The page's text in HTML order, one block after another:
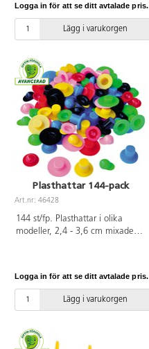
Logga in för att se ditt avtalade pris.
Lägg i varukorgen
Plasthattar 144-pack
Art.nr: 46428
144 st/fp. Plasthattar i olika
modeller, 2,4 - 3,6 cm mixade
Logga in för att se ditt avtalade pris.
Lägg i varukorgen